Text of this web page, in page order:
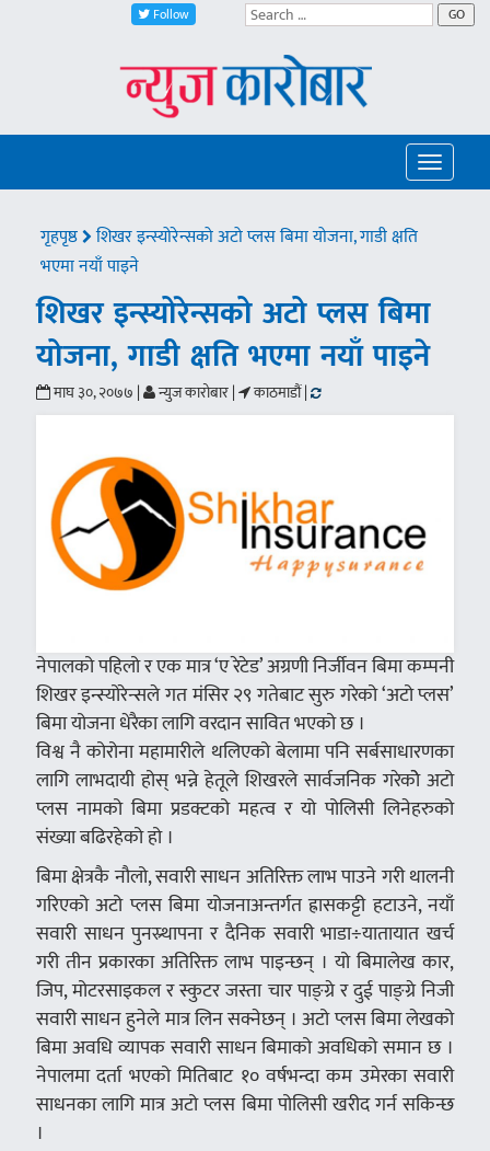
Follow GO
Toggle
गृहपृष्ठ
शिखर इन्स्योरेन्सको अटो प्लस बिमा योजना, गाडी क्षति
भएमा नयाँ पाइने
शिखर इन्स्योरेन्सको अटो प्लस बिमा
योजना, गाडी क्षति भएमा नयाँ पाइने
माघ ३०, २०७७ | न्युज कारोबार | काठमाडौं |
नेपालको पहिलो र एक मात्र ‘ए रेटेड’ अग्रणी निर्जीवन बिमा कम्पनी
शिखर इन्स्योरेन्सले गत मंसिर २९ गतेबाट सुरु गरेको ‘अटो प्लस’
बिमा योजना धेरैका लागि वरदान सावित भएको छ ।
विश्व नै कोरोना महामारीले थलिएको बेलामा पनि सर्बसाधारणका
लागि लाभदायी होस् भन्ने हेतूले शिखरले सार्वजनिक गरेकोे अटो
प्लस नामको बिमा प्रडक्टको महत्व र यो पोलिसी लिनेहरुको
संख्या बढिरहेको हो ।
बिमा क्षेत्रकै नौलो, सवारी साधन अतिरिक्त लाभ पाउने गरी थालनी
गरिएको अटो प्लस बिमा योजनाअन्तर्गत ह्रासकट्टी हटाउने, नयाँ
सवारी साधन पुनस्र्थापना र दैनिक सवारी भाडा÷यातायात खर्च
गरी तीन प्रकारका अतिरिक्त लाभ पाइन्छन् । यो बिमालेख कार,
जिप, मोटरसाइकल र स्कुटर जस्ता चार पाङ्ग्रे र दुई पाङ्ग्रे निजी
सवारी साधन हुनेले मात्र लिन सक्नेछन् । अटो प्लस बिमा लेखको
बिमा अवधि व्यापक सवारी साधन बिमाको अवधिको समान छ ।
नेपालमा दर्ता भएको मितिबाट १० वर्षभन्दा कम उमेरका सवारी
साधनका लागि मात्र अटो प्लस बिमा पोलिसी खरीद गर्न सकिन्छ
।